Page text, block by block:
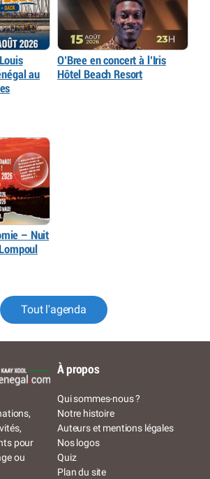
au
O’Bree en concert à l’Iris
Hôtel Beach Resort
– Nuit
Tout l'agenda
pour
ou
À propos
Qui sommes-nous ?
Notre histoire
Auteurs et mentions légales
Nos logos
Quiz
Plan du site